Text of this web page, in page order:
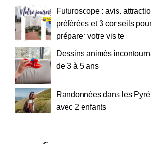
Futuroscope : avis,
préférées et 3 conseils pour
préparer votre visite
Dessins animés
de 3 à 5 ans
Randonnées dans les
avec 2 enfants